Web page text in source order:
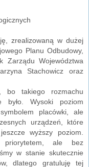
zrealizowaną w dużej
Planu Odbudowy,
Zarządu Województwa
Stachowicz oraz
bo takiego rozmachu
było. Wysoki poziom
placówki, ale
urządzeń, które
wyższy poziom.
ale bez
w stanie skutecznie
dlatego gratuluję tej